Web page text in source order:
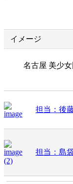
イメージ
名古屋 美少女
担当：後
担当：島